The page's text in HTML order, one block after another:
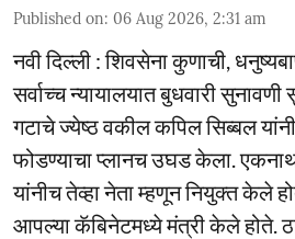
Published on: 06 Aug 2026, 2:31 am
नवी दिल्ली : शिवसेना कुणाची,
सर्वाच्च न्यायालयात बुधवारी
गटाचे ज्येष्ठ वकील कपिल सिब्बल यांनी
फोडण्याचा प्लानच उघड केला.
यांनीच तेव्हा नेता म्हणून नियुक्त केले
आपल्या कॅबिनेटमध्ये मंत्री केले होते.